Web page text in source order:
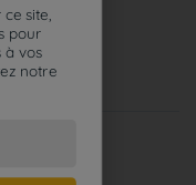
site,
pour
à vos
notre